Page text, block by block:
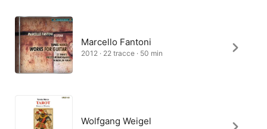
Marcello Fantoni
2012 · 22 tracce · 50 min
Wolfgang Weigel